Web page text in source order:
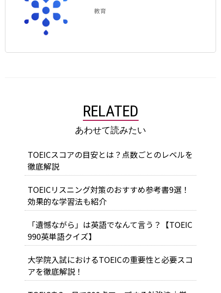
教育
RELATED
あわせて読みたい
TOEICスコアの目安とは？点数ごとのレベルを
徹底解説
TOEICリスニング対策のおすすめ参考書9選！
効果的な学習法も紹介
「遺憾ながら」は英語でなんて言う？【TOEIC
990英単語クイズ】
大学院入試におけるTOEICの重要性と必要スコ
アを徹底解説！